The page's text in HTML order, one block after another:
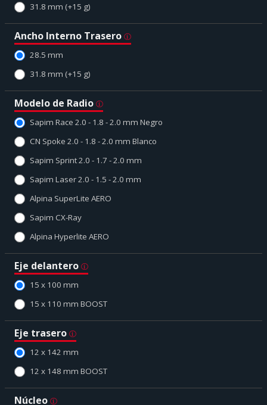
31.8 mm (+15 g)
Ancho Interno Trasero
28.5 mm
31.8 mm (+15 g)
Modelo de Radio
Sapim Race 2.0 - 1.8 - 2.0 mm Negro
CN Spoke 2.0 - 1.8 - 2.0 mm Blanco
Sapim Sprint 2.0 - 1.7 - 2.0 mm
Sapim Laser 2.0 - 1.5 - 2.0 mm
Alpina SuperLite AERO
Sapim CX-Ray
Alpina Hyperlite AERO
Eje delantero
15 x 100 mm
15 x 110 mm BOOST
Eje trasero
12 x 142 mm
12 x 148 mm BOOST
Núcleo